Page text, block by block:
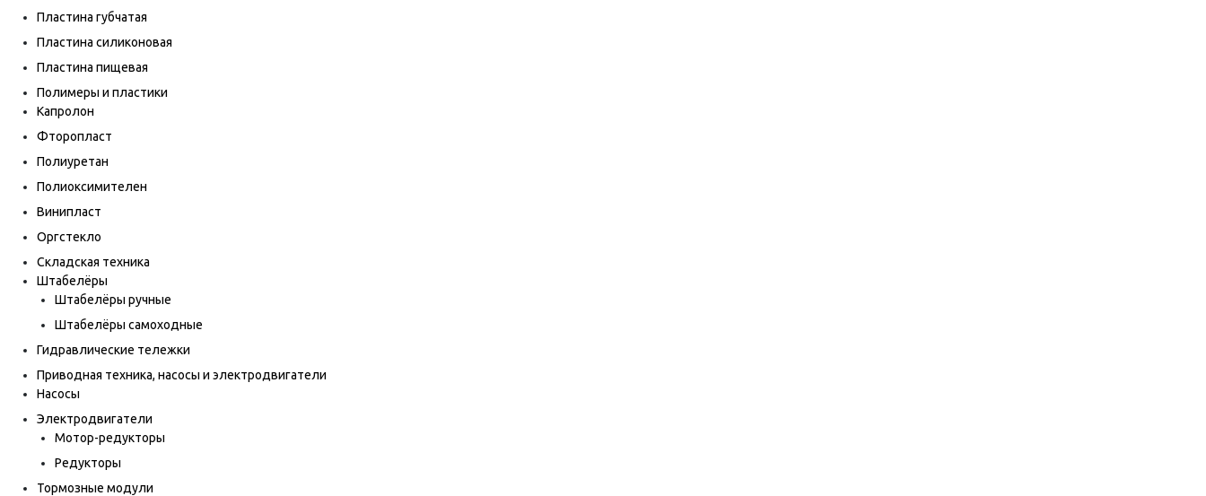
Пластина губчатая
Пластина силиконовая
Пластина пищевая
Полимеры и пластики
Капролон
Фторопласт
Полиуретан
Полиоксимителен
Винипласт
Оргстекло
Складская техника
Штабелёры
Штабелёры ручные
Штабелёры самоходные
Гидравлические тележки
Приводная техника, насосы и электродвигатели
Насосы
Электродвигатели
Мотор-редукторы
Редукторы
Тормозные модули